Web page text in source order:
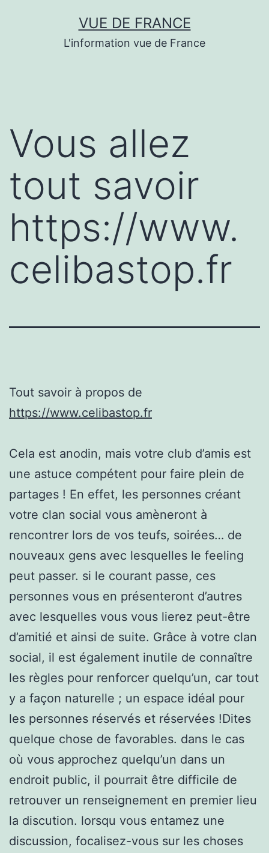
VUE DE FRANCE
L'information vue de France
Vous allez
tout savoir
https://www.
celibastop.fr
Tout savoir à propos de
https://www.celibastop.fr
Cela est anodin, mais votre club d’amis est
une astuce compétent pour faire plein de
partages ! En effet, les personnes créant
votre clan social vous amèneront à
rencontrer lors de vos teufs, soirées… de
nouveaux gens avec lesquelles le feeling
peut passer. si le courant passe, ces
personnes vous en présenteront d’autres
avec lesquelles vous vous lierez peut-être
d’amitié et ainsi de suite. Grâce à votre clan
social, il est également inutile de connaître
les règles pour renforcer quelqu’un, car tout
y a façon naturelle ; un espace idéal pour
les personnes réservés et réservées !Dites
quelque chose de favorables. dans le cas
où vous approchez quelqu’un dans un
endroit public, il pourrait être difficile de
retrouver un renseignement en premier lieu
la discution. lorsqu vous entamez une
discussion, focalisez-vous sur les choses